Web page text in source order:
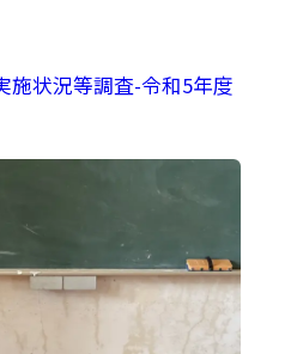
施状況等調査-令和5年度